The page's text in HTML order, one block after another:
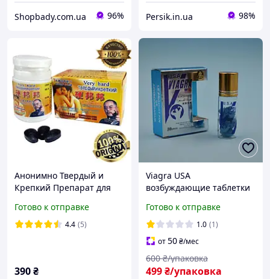
Shopbady.com.ua 96% Persik.in.ua 98%
Анонимно Твердый и
Крепкий Препарат для
для эрекции (Семечка
Твердый и Крепкий)
Готово к отправке
4.4 (5)
390₴
Viagra USA
возбуждающие таблетки
возбуждающие
препараты для секса
эрекции Виагра 10 шт.
Готово к отправке
1.0 (1)
от50₴/мес
499₴/упаковка
600 ₴/упаковка